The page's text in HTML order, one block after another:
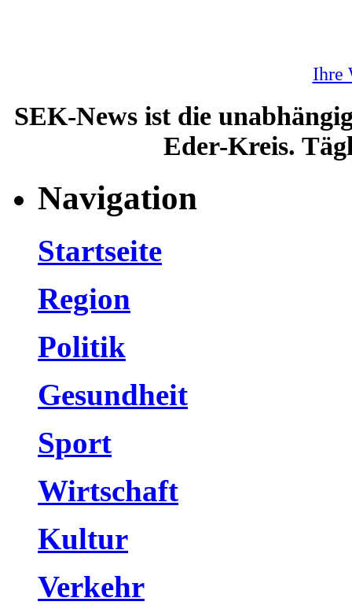
Ihre
SEK-News ist die
Eder-Kreis.
Navigation
Startseite
Region
Politik
Gesundheit
Sport
Wirtschaft
Kultur
Verkehr